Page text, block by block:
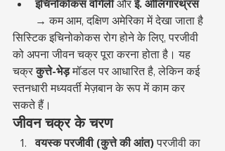
इचिनोकोकस वोगेली और ई. ओलिगारथ्रस
→ कम आम, दक्षिण अमेरिका में देखा जाता है
सिस्टिक इचिनोकोकस रोग होने के लिए, परजीवी
को अपना जीवन चक्र पूरा करना होता है। यह
चक्र कुत्ते-भेड़ मॉडल पर आधारित है, लेकिन कई
स्तनधारी मध्यवर्ती मेज़बान के रूप में काम कर
सकते हैं।
जीवन चक्र के चरण
वयस्क परजीवी (कुत्ते की आंत) परजीवी का